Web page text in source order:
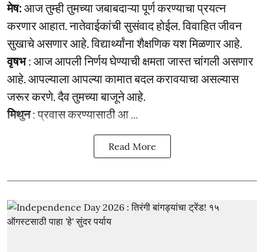
मेष:आज तुम्ही तुमच्या जबाबदाऱ्या पूर्ण करण्याचा प्रयत्न
करणार आहात. नातेवाईकांची सुसंवाद होईल. विवाहित जीवन
सुखाचे असणार आहे. विद्यार्थ्यांना शैक्षणिक यश मिळणार आहे.
वृषभ: आज आपली निर्णय घेण्याची क्षमता जास्त चांगली असणार
आहे. आपल्याला आपल्या कामात बदल करावयाचा असल्यास
जरूर करणे. दैव तुमच्या बाजूने आहे.
मिथुन: प्रवास करण्यासाठी आ ...
Read More